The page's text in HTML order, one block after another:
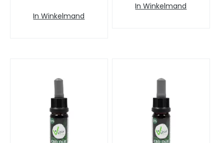
In Winkelmand
In Winkelmand